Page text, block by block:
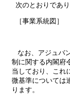
次のとおりであり
［事業系統図］
なお、アジュバ
制に関する内閣府
当しており、これ
微基準については
ります。